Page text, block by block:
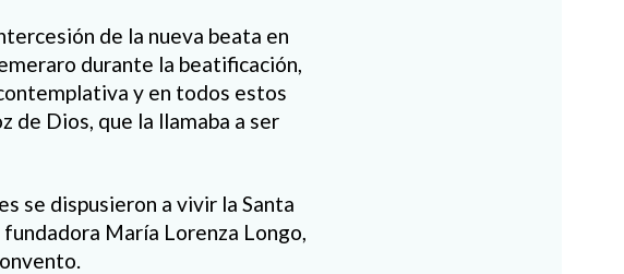
de la nueva beata en
durante la beatificación,
y en todos estos
de Dios, que la llamaba a ser
se dispusieron a vivir la Santa
María Lorenza Longo,